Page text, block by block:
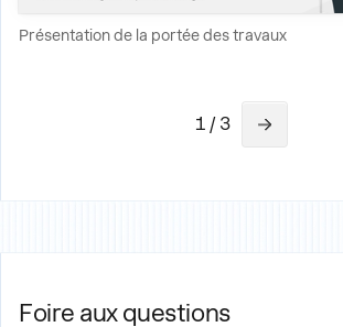
Présentation de la portée des travaux
1 / 3
Foire aux questions